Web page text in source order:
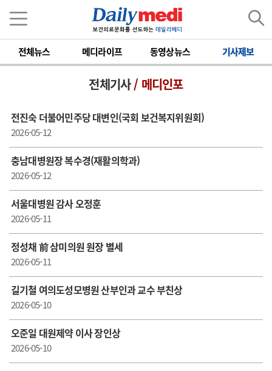
전체뉴스 메디라이프 동영상뉴스 기사제보
전체기사/ 메디인포
전진숙 더불어민주당 대변인(국회 보건복지위원회)
2026-05-12
충남대병원장 복수경(재활의학과)
2026-05-12
서울대병원 감사 오정훈
2026-05-11
정성채 前 삼미의원 원장 별세
2026-05-11
길기철 여의도성모병원 산부인과 교수 부친상
2026-05-10
오준일 대원제약 이사 장인상
2026-05-10